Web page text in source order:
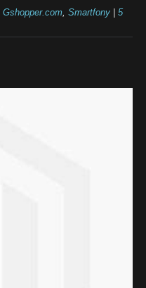
Gshopper.com, Smartfony| 5